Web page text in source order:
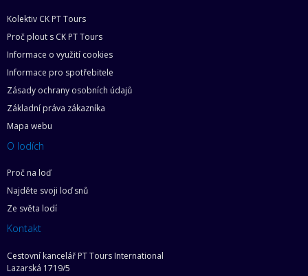
Kolektiv CK PT Tours
Proč plout s CK PT Tours
Informace o využití cookies
Informace pro spotřebitele
Zásady ochrany osobních údajů
Základní práva zákazníka
Mapa webu
O lodích
Proč na loď
Najděte svoji loď snů
Ze světa lodí
Kontakt
Cestovní kancelář PT Tours International
Lazarská 1719/5